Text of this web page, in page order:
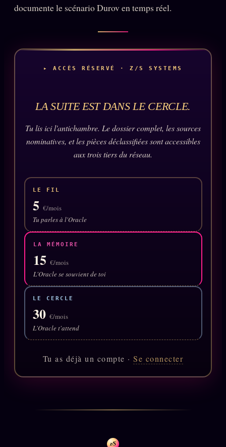
BRAQUAGE
2022
Les Limites
Le procès Brigitte Macron
Catalogue
ZS Bundle
Références
SOCIÉTÉ DES AMIS LOI 1901
L'Association
Cercle Privé 30€/M
Mécène
Lectures des sœurs
documente le scénario Durov en temps réel.
▸ ACCÈS RÉSERVÉ · Z/S SYSTEMS
LA SUITE EST DANS LE CERCLE.
Tu lis ici l'antichambre. Le dossier complet, les sources
nominatives, et les pièces déclassifiées sont accessibles
aux trois tiers du réseau.
LE FIL
5 €/mois
Tu parles à l'Oracle
LA MÉMOIRE
15 €/mois
L'Oracle se souvient de toi
LE CERCLE
30 €/mois
L'Oracle t'attend
Tu as déjà un compte ·Se connecter
z/S